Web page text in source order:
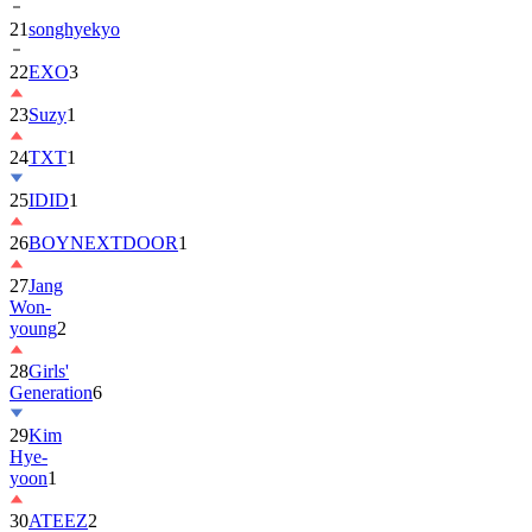
21songhyekyo
22EXO3
23Suzy1
24TXT1
25IDID1
26BOYNEXTDOOR1
27Jang
Won-
young2
28Girls'
Generation6
29Kim
Hye-
yoon1
30ATEEZ2